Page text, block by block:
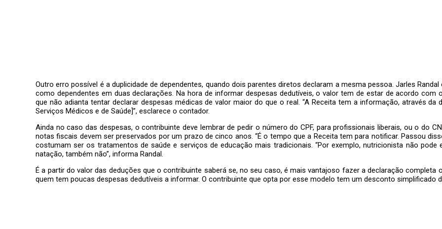
Outro erro possível é a duplicidade de dependentes, quando dois parentes diretos declaram a mesma pessoa. Jarles
como dependentes em duas declarações. Na hora de informar despesas dedutíveis, o valor tem de estar de acordo com
que não adianta tentar declarar despesas médicas de valor maior do que o real. “A Receita tem a informação, através
Serviços Médicos e de Saúde]”, esclarece o contador.
Ainda no caso das despesas, o contribuinte deve lembrar de pedir o número do CPF, para profissionais liberais, ou o do
notas fiscais devem ser preservados por um prazo de cinco anos. “É o tempo que a Receita tem para notificar. Passou
costumam ser os tratamentos de saúde e serviços de educação mais tradicionais. “Por exemplo, nutricionista não pode
natação, também não”, informa Randal.
É a partir do valor das deduções que o contribuinte saberá se, no seu caso, é mais vantajoso fazer a declaração completa
quem tem poucas despesas dedutíveis a informar. O contribuinte que opta por esse modelo tem um desconto simplificado